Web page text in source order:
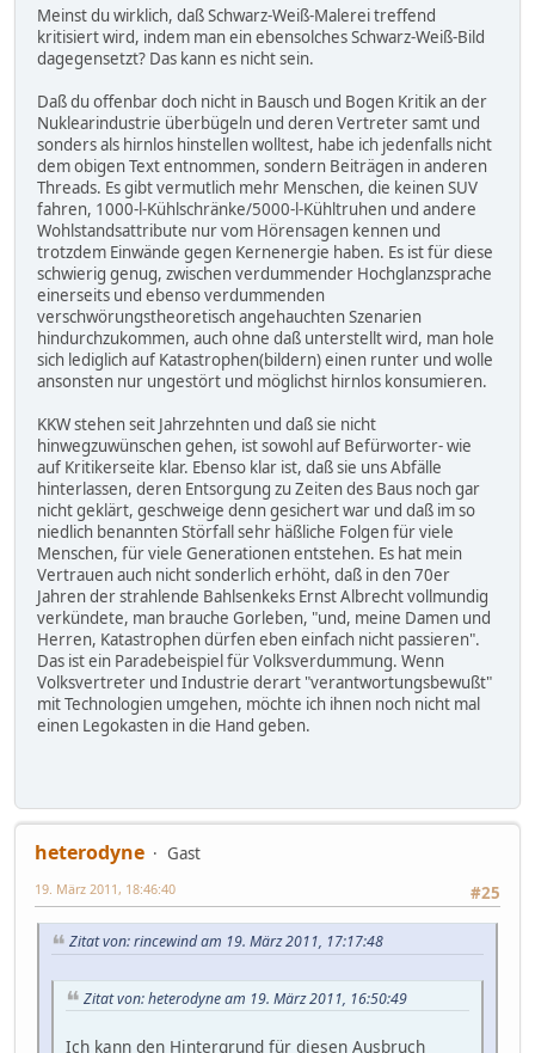
Meinst du wirklich, daß Schwarz-Weiß-Malerei treffend
kritisiert wird, indem man ein ebensolches Schwarz-Weiß-Bild
dagegensetzt? Das kann es nicht sein.
Daß du offenbar doch nicht in Bausch und Bogen Kritik an der
Nuklearindustrie überbügeln und deren Vertreter samt und
sonders als hirnlos hinstellen wolltest, habe ich jedenfalls nicht
dem obigen Text entnommen, sondern Beiträgen in anderen
Threads. Es gibt vermutlich mehr Menschen, die keinen SUV
fahren, 1000-l-Kühlschränke/5000-l-Kühltruhen und andere
Wohlstandsattribute nur vom Hörensagen kennen und
trotzdem Einwände gegen Kernenergie haben. Es ist für diese
schwierig genug, zwischen verdummender Hochglanzsprache
einerseits und ebenso verdummenden
verschwörungstheoretisch angehauchten Szenarien
hindurchzukommen, auch ohne daß unterstellt wird, man hole
sich lediglich auf Katastrophen(bildern) einen runter und wolle
ansonsten nur ungestört und möglichst hirnlos konsumieren.
KKW stehen seit Jahrzehnten und daß sie nicht
hinwegzuwünschen gehen, ist sowohl auf Befürworter- wie
auf Kritikerseite klar. Ebenso klar ist, daß sie uns Abfälle
hinterlassen, deren Entsorgung zu Zeiten des Baus noch gar
nicht geklärt, geschweige denn gesichert war und daß im so
niedlich benannten Störfall sehr häßliche Folgen für viele
Menschen, für viele Generationen entstehen. Es hat mein
Vertrauen auch nicht sonderlich erhöht, daß in den 70er
Jahren der strahlende Bahlsenkeks Ernst Albrecht vollmundig
verkündete, man brauche Gorleben, "und, meine Damen und
Herren, Katastrophen dürfen eben einfach nicht passieren".
Das ist ein Paradebeispiel für Volksverdummung. Wenn
Volksvertreter und Industrie derart "verantwortungsbewußt"
mit Technologien umgehen, möchte ich ihnen noch nicht mal
einen Legokasten in die Hand geben.
heterodyne
Gast
#25
19. März 2011, 18:46:40
Zitat von: rincewind am 19. März 2011, 17:17:48
Zitat von: heterodyne am 19. März 2011, 16:50:49
Ich kann den Hintergrund für diesen Ausbruch